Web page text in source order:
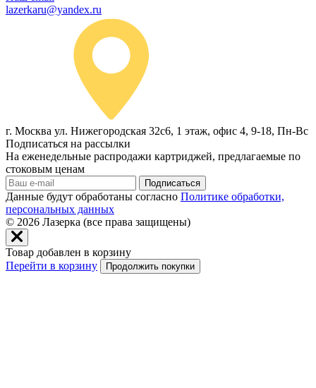
lazerkaru@yandex.ru
г. Москва ул. Нижегородская 32с6, 1 этаж, офис 4, 9-18, Пн-Вс
Подписаться на рассылки
На еженедельные распродажи картриджей, предлагаемые по
стоковым ценам
Подписаться
Данные будут обработаны согласно Политике обработки,
персональных данных
© 2026 Лазерка (все права защищены)
Товар добавлен в корзину
Перейти в корзину
Продолжить покупки